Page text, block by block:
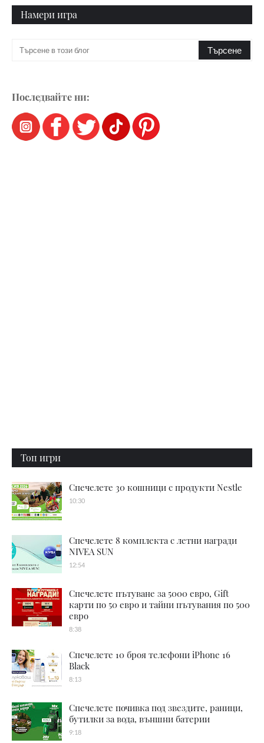
Намери игра
Последвайте ни:
Топ игри
Спечелете 30 кошници с продукти Nestle
10:30
Спечелете 8 комплекта с летни награди
NIVEA SUN
12:54
Спечелете пътуване за 5000 евро, Gift
карти по 50 евро и тайни пътувания по 500
евро
8:38
Спечелете 10 броя телефони iPhone 16
Black
8:13
Спечелете почивка под звездите, раници,
бутилки за вода, външни батерии
9:18